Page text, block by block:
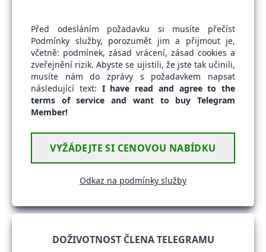
Před odesláním požadavku si musíte přečíst
Podmínky služby, porozumět jim a přijmout je,
včetně: podmínek, zásad vrácení, zásad cookies a
zveřejnění rizik. Abyste se ujistili, že jste tak učinili,
musíte nám do zprávy s požadavkem napsat
následující text: I have read and agree to the
terms of service and want to buy Telegram
Member!
VYŽÁDEJTE SI CENOVOU NABÍDKU
Odkaz na podmínky služby
DOŽIVOTNOST ČLENA TELEGRAMU